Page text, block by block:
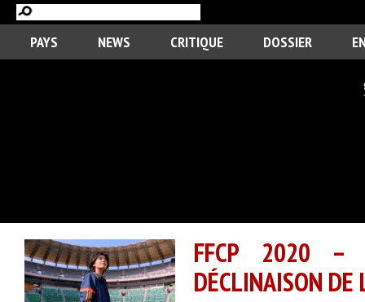
PAYS NEWS CRITIQUE DOSSIER
FFCP 2020 –
DÉCLINAISON DE